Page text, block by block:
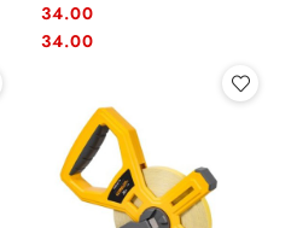
Cena:
34.00
Cena:
34.00